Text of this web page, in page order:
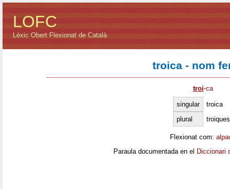
LOFC
Lèxic Obert Flexionat de Català
troica - nom
troi·ca
singular
troica
plural
troiques
Flexionat com:
Paraula documentada en el Diccionari